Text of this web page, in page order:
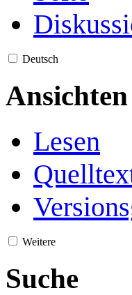
Deutsch
Ansichten
Lesen
Weitere
Suche